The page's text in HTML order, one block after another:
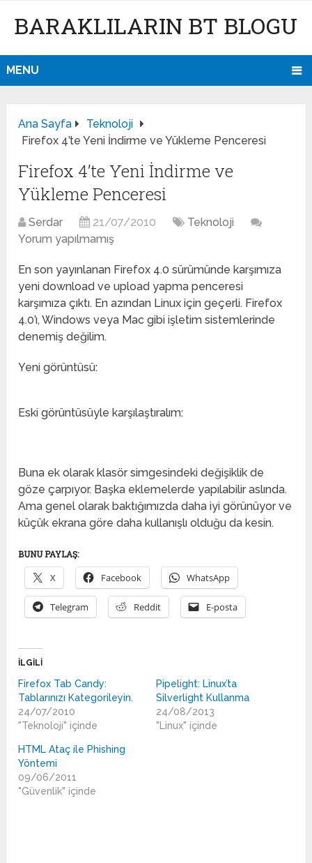
BARAKLILARIN BT BLOGU
MENU
Ana Sayfa
Teknoloji
Firefox 4’te Yeni İndirme ve Yükleme Penceresi
Firefox 4’te Yeni İndirme ve
Yükleme Penceresi
Serdar 21/07/2010
Teknoloji
Yorum yapılmamış
En son yayınlanan Firefox 4.0 sürümünde karşımıza
yeni download ve upload yapma penceresi
karşımıza çıktı. En azından Linux için geçerli. Firefox
4.0’ı, Windows veya Mac gibi işletim sistemlerinde
denemiş değilim.
Yeni görüntüsü:
Eski görüntüsüyle karşılaştıralım:
Buna ek olarak klasör simgesindeki değişiklik de
göze çarpıyor. Başka eklemelerde yapılabilir aslında.
Ama genel olarak baktığımızda daha iyi görünüyor ve
küçük ekrana göre daha kullanışlı olduğu da kesin.
BUNU PAYLAŞ:
X Facebook WhatsApp
Telegram Reddit E-posta
İLGILI
Firefox Tab Candy:
Tablarınızı Kategorileyin.
24/07/2010
"Teknoloji" içinde
Pipelight: Linux’ta
Silverlight Kullanma
24/08/2013
"Linux" içinde
HTML Ataç ile Phishing
Yöntemi
09/06/2011
"Güvenlik" içinde